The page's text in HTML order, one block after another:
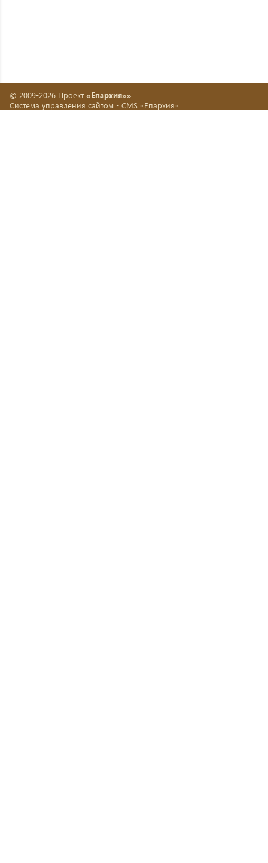
© 2009-2026 Проект «Епархия»»
Система управления сайтом - CMS «Епархия»